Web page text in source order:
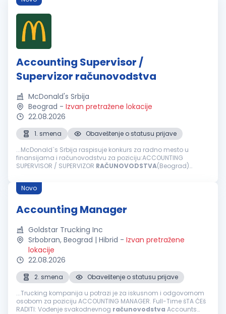
Accounting Supervisor /
Supervizor računovodstva
McDonald's Srbija
Beograd - Izvan pretražene lokacije
22.08.2026
1. smena
Obaveštenje o statusu prijave
...McDonald`s Srbija raspisuje konkurs za radno mesto u
finansijama i računovodstvu za poziciju:ACCOUNTING
SUPERVISOR / SUPERVIZOR RAČUNOVODSTVA(Beograd)
korporativnom izveštavanju Knjiženje...
Novo
Accounting Manager
Goldstar Trucking Inc
Srbobran, Beograd | Hibrid - Izvan pretražene
lokacije
22.08.2026
2. smena
Obaveštenje o statusu prijave
...Trucking kompanija u potrazi je za iskusnom i odgovornom
osobom za poziciju ACCOUNTING MANAGER. Full-Time šTA ĆEš
RADITI: Vođenje svakodnevnog računovodstva Accounts